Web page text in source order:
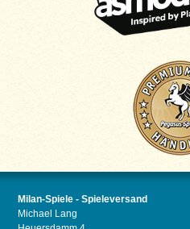
Milan-Spiele - Spieleversand
Michael Lang